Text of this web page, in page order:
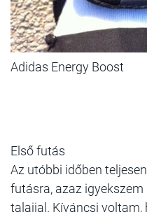
Adidas Energy Boost
Első futás
Az utóbbi időben
futásra, azaz
talajjal. Kíváncsi